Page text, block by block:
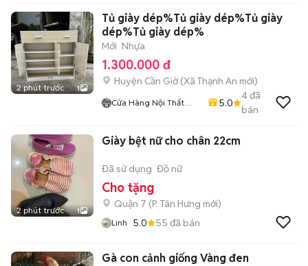
2 phút trước 1
Tủ giày dép%Tủ giày dép%Tủ giày
dép%Tủ giày dép%
Mới Nhựa
1.300.000 đ
Huyện Cần Giờ(Xã Thạnh An mới)
Cửa Hàng Nội Thất
5.0
4đã
bán
2 phút trước 1
Giày bệt nữ cho chân 22cm
Đã sử dụng Đồ nữ
Cho tặng
Quận 7 (P. Tân Hưng mới)
Linh 5.0 55 đã bán
Gà con cảnh giống Vàng đen